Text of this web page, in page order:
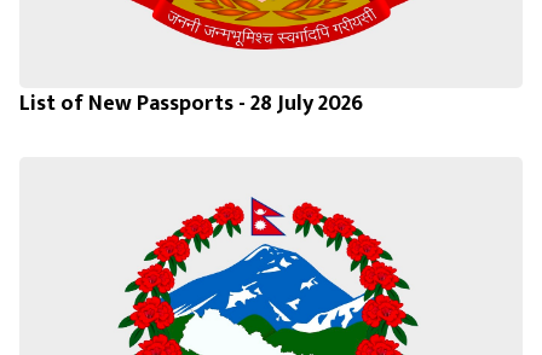
List of New Passports - 28 July 2026